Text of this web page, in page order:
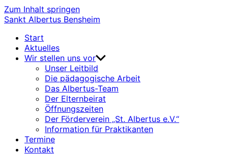
Zum Inhalt springen
Sankt Albertus Bensheim
Start
Aktuelles
Wir stellen uns vor
Unser Leitbild
Die pädagogische Arbeit
Das Albertus-Team
Der Elternbeirat
Öffnungszeiten
Der Förderverein „St. Albertus e.V.“
Information für Praktikanten
Termine
Kontakt